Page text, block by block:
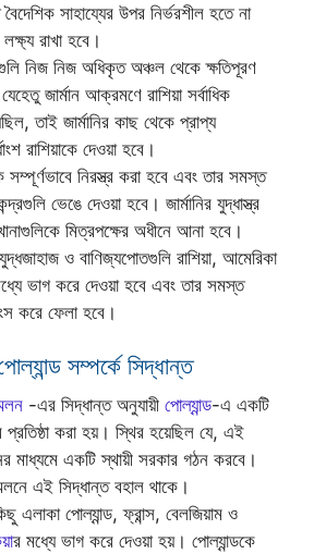
বৈদেশিক সাহায্যের উপর নির্ভরশীল হতে না
রাখা হবে।
নিজ নিজ অধিকৃত অঞ্চল থেকে ক্ষতিপূরণ
জার্মান আক্রমণে রাশিয়া সর্বাধিক
তাই জার্মানির কাছ থেকে প্রাপ্য
রাশিয়াকে দেওয়া হবে।
সম্পূর্ণভাবে নিরস্ত্র করা হবে এবং তার সমস্ত
ভেঙে দেওয়া হবে। জার্মানির যুদ্ধাস্ত্র
মিত্রপক্ষের অধীনে আনা হবে।
যুদ্ধজাহাজ ও বাণিজ্যপোতগুলি রাশিয়া, আমেরিকা
ভাগ করে দেওয়া হবে এবং তার সমস্ত
করে ফেলা হবে।
সম্পর্কে সিদ্ধান্ত
-এর সিদ্ধান্ত অনুযায়ী পোল্যান্ড-এ একটি
প্রতিষ্ঠা করা হয়। স্থির হয়েছিল যে, এই
মাধ্যমে একটি স্থায়ী সরকার গঠন করবে।
এই সিদ্ধান্ত বহাল থাকে।
এলাকা পোল্যান্ড, ফ্রান্স, বেলজিয়াম ও
র মধ্যে ভাগ করে দেওয়া হয়। পোল্যান্ডকে